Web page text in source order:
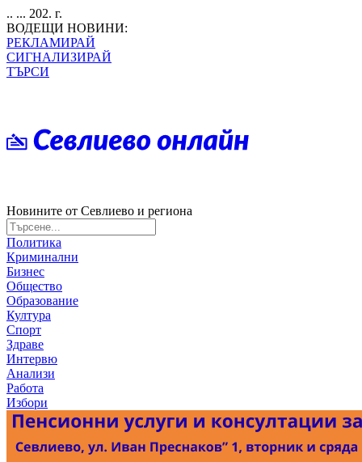
.. ... 202. г.
ВОДЕЩИ НОВИНИ:
РЕКЛАМИРАЙ
СИГНАЛИЗИРАЙ
ТЪРСИ
Новините от Севлиево и региона
Политика
Криминални
Бизнес
Общество
Образование
Култура
Спорт
Здраве
Интервю
Анализи
Работа
Избори